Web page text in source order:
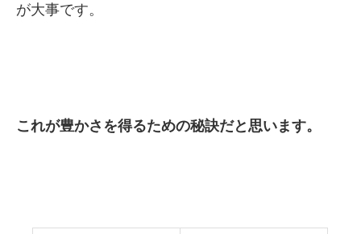
が大事です。
これが豊かさを得るための秘訣だと思います。